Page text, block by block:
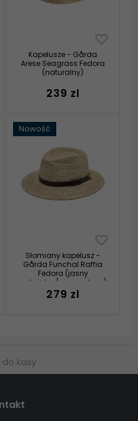
Kapelusze - Gårda
Arese Seagrass Fedora
(naturalny)
239 zl
Nowość
Słomiany kapelusz -
Gårda Funchal Raffia
Fedora (jasny
naturalny/ciemny brąz)
279 zl
do kasy